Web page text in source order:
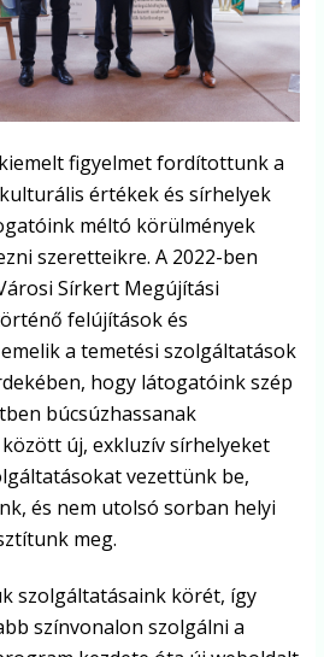
figyelmet fordítottunk a
értékek és sírhelyek
méltó körülmények
szeretteikre. A 2022-ben
Sírkert Megújítási
felújítások és
a temetési szolgáltatások
hogy látogatóink szép
búcsúzhassanak
új, exkluzív sírhelyeket
vezettünk be,
és nem utolsó sorban helyi
meg.
szolgáltatásaink körét, így
színvonalon szolgálni a